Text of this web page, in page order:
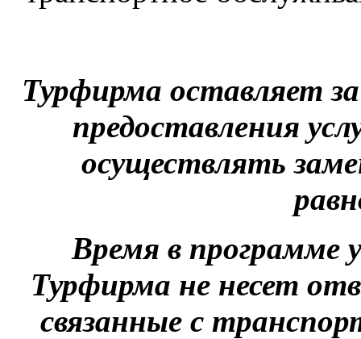
Турфирма оставляет
предоставления
осуществлять
Время в программе
Турфирма не несет
связанные с